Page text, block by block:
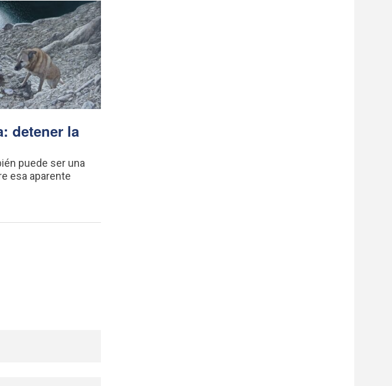
detener la
puede ser una
esa aparente